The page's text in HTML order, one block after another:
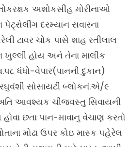
અશોકસીંહ મોરીનાઓ
દરમ્યાન સવારના
ટાવર ચોક પાસે શાહ રતીલાલ
ખુલ્લી હોય અને તેના માલીક
ધંધો-વેપાર(પાનની દુકાન)
સોસાયટી બ્લોકનં.એ/૯
આવશ્યક ચીજવસ્તુ સિવાયની
છતા પાન-માવાનુ વેચાણ કરતો
મોઢા ઉપર કોઇ માસ્ક પહેરેલ